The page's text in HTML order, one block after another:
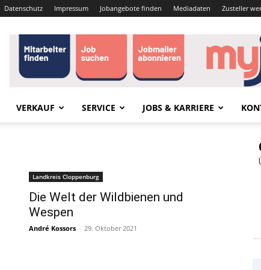
Datenschutz Impressum Jobangebote finden Mediadaten Zusteller
VERKAUF SERVICE JOBS & KARRIERE
Landkreis Cloppenburg
Die Welt der Wildbienen und
Wespen
André Kossors - 29. Oktober 2021